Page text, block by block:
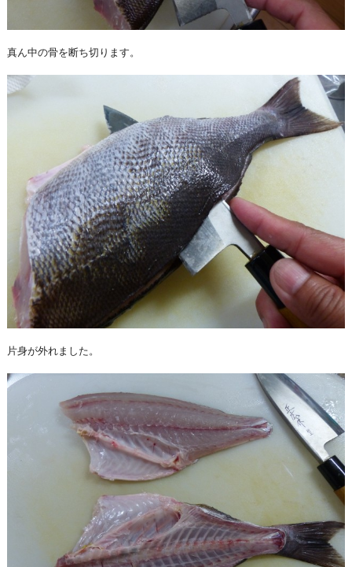
真ん中の骨を断ち切ります。
片身が外れました。